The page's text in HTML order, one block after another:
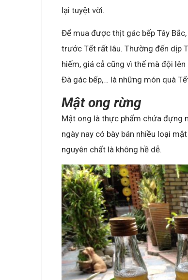
lại tuyệt vời.
Để mua được thịt gác bếp Tây
trước Tết rất lâu. Thường đến dịp
hiếm, giá cả cũng vì thế mà đội
Đà gác bếp,… là những món quà
Mật ong rừng
Mật ong là thực phẩm chứa đựng
ngày nay có bày bán nhiều loại
nguyên chất là không hề dễ.